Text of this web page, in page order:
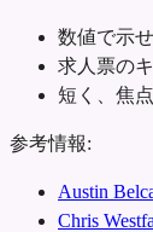
数値で示
求人票の
短く、焦
参考情報:
Austin
Chris